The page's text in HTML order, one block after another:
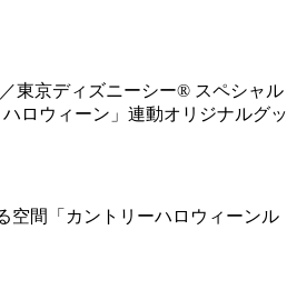
東京ディズニーシー® スペシャル
ロウィーン」連動オリジナルグッ
空間「カントリーハロウィーンル